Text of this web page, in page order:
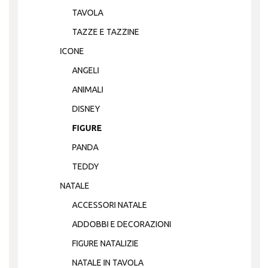
TAVOLA
TAZZE E TAZZINE
ICONE
ANGELI
ANIMALI
DISNEY
FIGURE
PANDA
TEDDY
NATALE
ACCESSORI NATALE
ADDOBBI E DECORAZIONI
FIGURE NATALIZIE
NATALE IN TAVOLA